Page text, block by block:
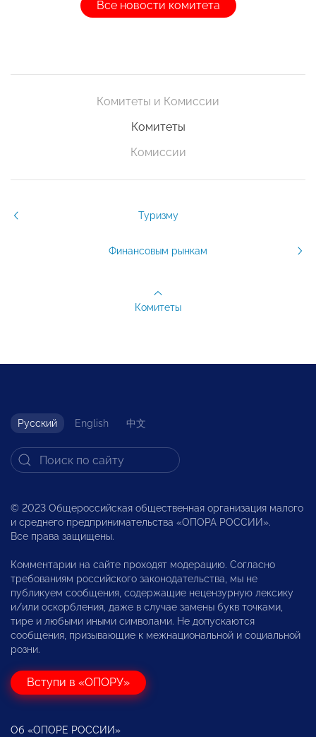
Все новости комитета
Комитеты и Комиссии
Комитеты
Комиссии
Туризму
Финансовым рынкам
Комитеты
Русский English 中文
© 2023 Общероссийская общественная организация малого
и среднего предпринимательства «ОПОРА РОССИИ».
Все права защищены.
Комментарии на сайте проходят модерацию. Согласно
требованиям российского законодательства, мы не
публикуем сообщения, содержащие нецензурную лексику
и/или оскорбления, даже в случае замены букв точками,
тире и любыми иными символами. Не допускаются
сообщения, призывающие к межнациональной и социальной
розни.
Вступи в «ОПОРУ»
Об «ОПОРЕ РОССИИ»